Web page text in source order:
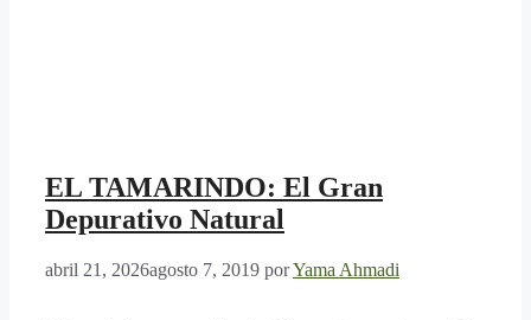
EL TAMARINDO: El Gran
Depurativo Natural
abril 21, 2026agosto 7, 2019 porYama Ahmadi